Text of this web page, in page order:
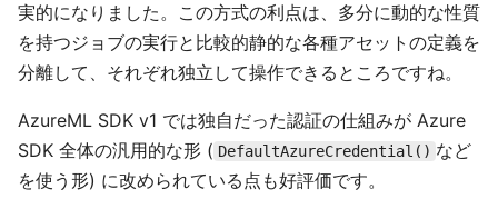
実的になりました。この方式の利点は、多分に動的な性質
を持つジョブの実行と比較的静的な各種アセットの定義を
分離して、それぞれ独立して操作できるところですね。
AzureML SDK v1 では独自だった認証の仕組みが Azure
SDK 全体の汎用的な形 ( DefaultAzureCredential() など
を使う形) に改められている点も好評価です。